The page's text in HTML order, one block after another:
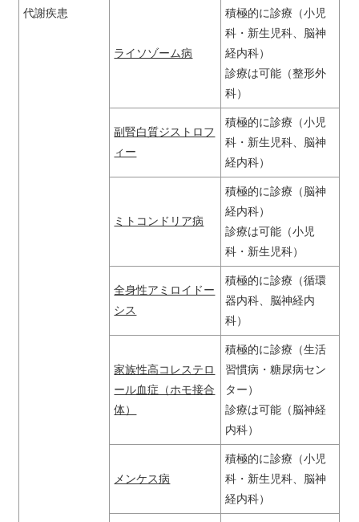
代謝疾患
ライソゾーム病
積極的に診療（小児
科・新生児科、脳神
経内科）
診療は可能（整形外
科）
副腎白質ジストロフ
ィー
積極的に診療（小児
科・新生児科、脳神
経内科）
ミトコンドリア病
積極的に診療（脳神
経内科）
診療は可能（小児
科・新生児科）
全身性アミロイドー
シス
積極的に診療（循環
器内科、脳神経内
科）
家族性高コレステロ
ール血症（ホモ接合
体）
積極的に診療（生活
習慣病・糖尿病セン
ター）
診療は可能（脳神経
内科）
メンケス病
積極的に診療（小児
科・新生児科、脳神
経内科）